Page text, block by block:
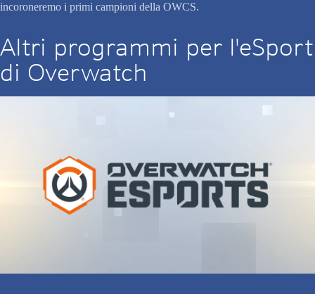
incoroneremo i primi campioni della OWCS.
Altri programmi per l'eSport
di Overwatch